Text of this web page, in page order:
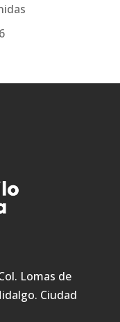
Lomas de
Ciudad